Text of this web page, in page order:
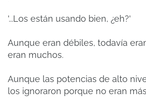
'...Los están usando bien, ¿eh?'
Aunque eran débiles, todavía
eran muchos.
Aunque las potencias de alto
los ignoraron porque no eran